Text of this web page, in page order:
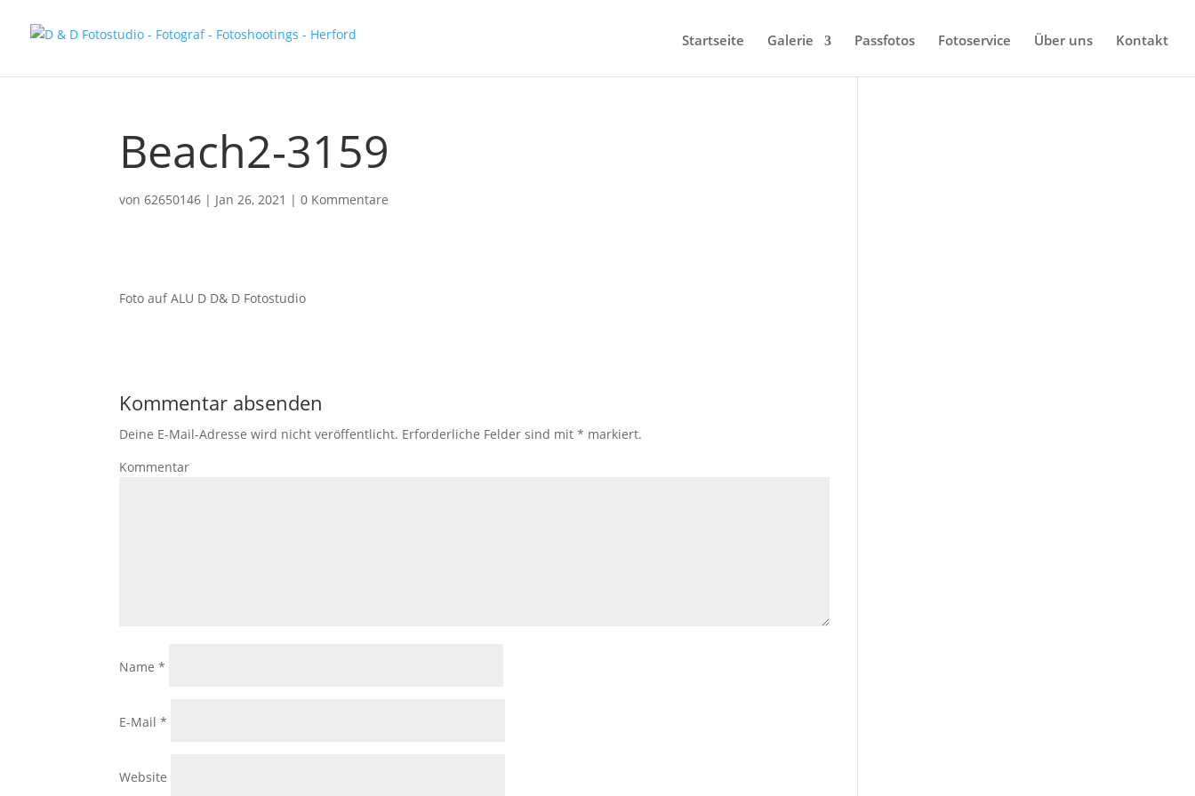
Startseite Galerie Passfotos Fotoservice Über uns Kontakt
Beach2-3159
von62650146 | Jan 26, 2021 |0 Kommentare
Foto auf ALU D D& D Fotostudio
Kommentar absenden
Deine E-Mail-Adresse wird nicht veröffentlicht. Erforderliche Felder sind mit* markiert.
Kommentar
Name*
E-Mail*
Website